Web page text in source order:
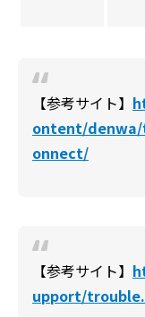
【参考サイト】
ontent/
onnect/
【参考サイト】
upport/